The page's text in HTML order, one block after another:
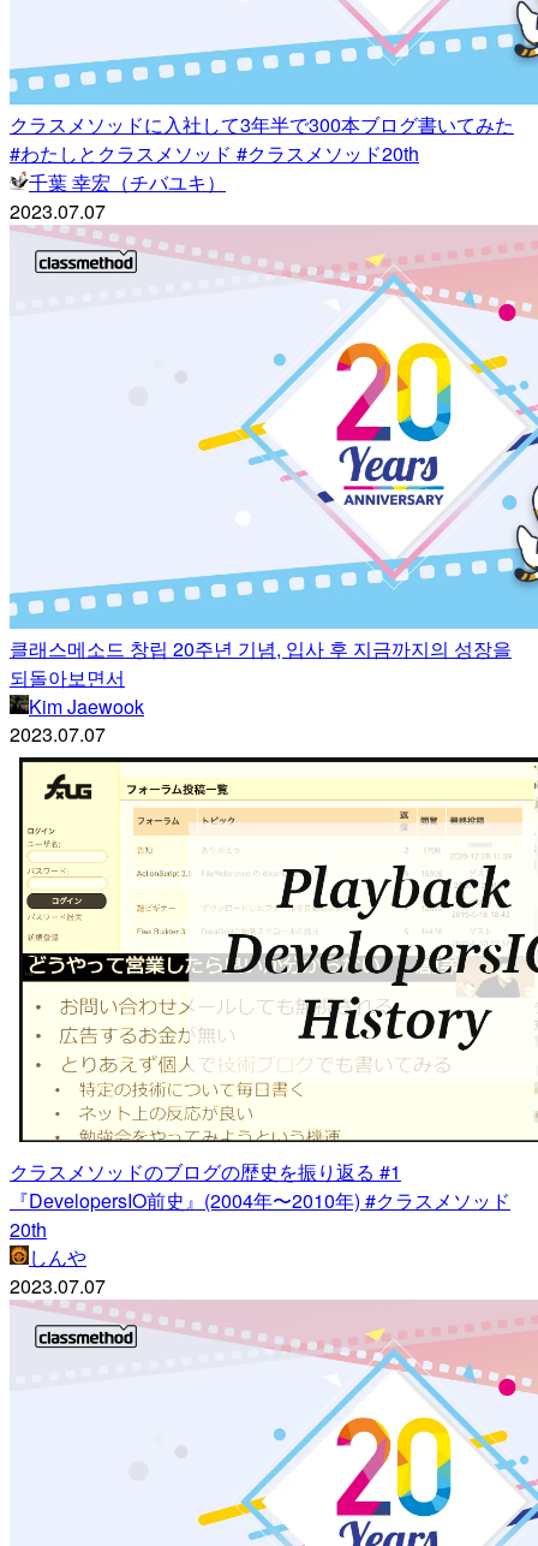
クラスメソッドに入社して3年半で300本ブログ書いてみた
#わたしとクラスメソッド #クラスメソッド20th
千葉 幸宏（チバユキ）
2023.07.07
클래스메소드 창립 20주년 기념, 입사 후 지금까지의 성장을
되돌아보면서
Kim Jaewook
2023.07.07
クラスメソッドのブログの歴史を振り返る #1
『DevelopersIO前史』(2004年〜2010年) #クラスメソッド
20th
しんや
2023.07.07